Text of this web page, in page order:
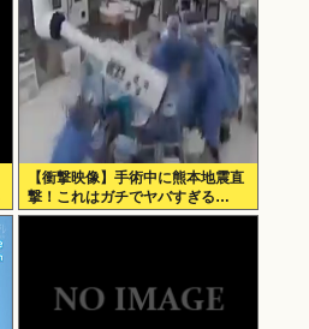
【衝撃映像】手術中に熊本地震直
撃！これはガチでヤバすぎる…